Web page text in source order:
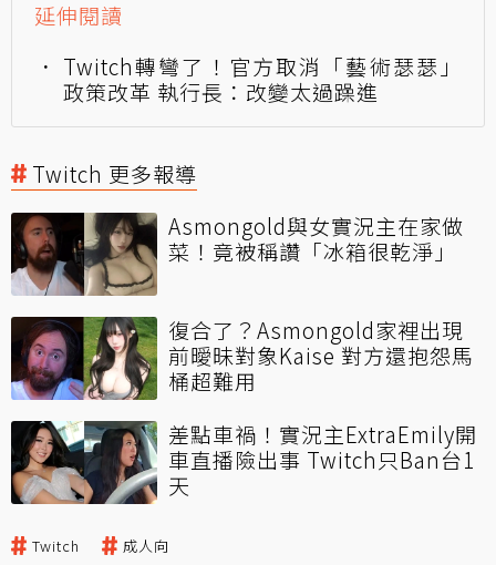
延伸閱讀
Twitch轉彎了！官方取消「藝術瑟瑟」
政策改革 執行長：改變太過躁進
Twitch 更多報導
Asmongold與女實況主在家做
菜！竟被稱讚「冰箱很乾淨」
復合了？Asmongold家裡出現
前曖昧對象Kaise 對方還抱怨馬
桶超難用
差點車禍！實況主ExtraEmily開
車直播險出事 Twitch只Ban台1
天
Twitch 成人向